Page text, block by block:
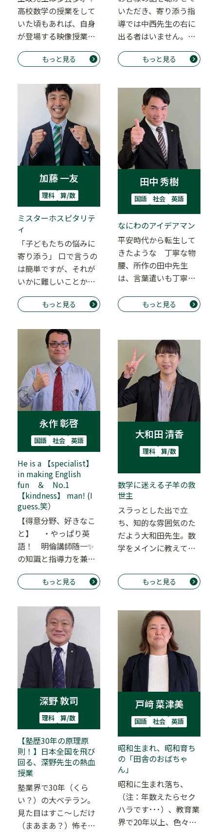
高校数学の授業をして
いた頃もあれば、自身
が登場する映像授業を
編集含め作成していた
頃もあり。（自身の…
もっと見る
いただき、寄り添う指
導では中西先生の右に
出る者はいません。
様々な部署・様々な立
場を経験してきて、
もっと見る
加藤 一友
理科 算/数
ミスターホスピタリテ
ィ
「子どもたちの悩みに
寄り添う」 口で言うの
は簡単ですが、それが
いかに難しいことか
は、子を持つ親でなく
とも、皆自然と理解
もっと見る
田中 秀樹
国語 社会 英語
なにわのアイデアマン
平安時代から転生して
きたような 丁寧な物
腰、所作の田中先生
は、言葉遣いも丁寧で
かみ砕いて分かりやす
く…
もっと見る
永作 彰啓
国語 社会 英語
He is a 【specialist】
in making English
fun ＆ No.1
【kindness】 man! (I
guess.笑）
【得意分野、好きなこ
と】 ・やっぱり英
語！ 明倫講師随一✨
の知識と指導力を兼ね
備えています。 ・や
っぱりゲーム！ ポ…
もっと見る
大和田 清香
理科 算/数
数学に迷える子羊の救
世主
スラっとした出で立
ち、知的な雰囲気のた
だよう大和田先生。数
学をメインに教えてく
大人のシティガール
（…
もっと見る
深野 敦司
理科 算/数
【塾歴30年の原理原
則！】日本全国を飛び
回る、深野先生の熱血
授業
塾業界で30年（くら
い？）の大ベテラン。
見た目はすこ～しだけ
（まあまあ？）怖そう
戸﨑 菜津美
国語 社会 英語
昭和生まれ、昭和育ち
の「田舎のおばちゃ
ん」
昭和に生まれ落ち、
（注：年数えたらセク
ハラです･･･）、教育業
界で20年以上、色々な